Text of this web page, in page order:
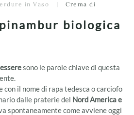
in Vaso
Crema di
biologica
sono le parole chiave di questa
con il nome di rapa tedesca o carciofo
dalle praterie del Nord America e
spontaneamente come avviene oggi